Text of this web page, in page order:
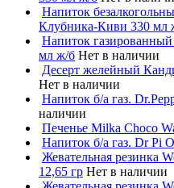
Напиток
Клубника-Киви 330 мл
Напиток
мл ж/б Нет в наличии
Десерт желейный
Нет в наличии
Напиток б/а газ.
наличии
Печенье Milka Choco
Напиток б/а газ. Dr Pi
Жевательная резинка
12,65 гр Нет в наличии